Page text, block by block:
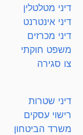
דיני מטלטלין
דיני אינטרנט
דיני מכרזים
משפט חוקתי
צו סגירה
דיני שטרות
רישוי עסקים
משרד הביטחון